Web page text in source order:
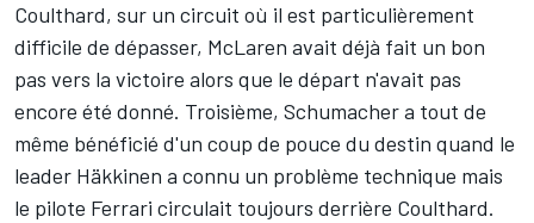
Coulthard, sur un circuit où il est particulièrement
difficile de dépasser, McLaren avait déjà fait un bon
pas vers la victoire alors que le départ n'avait pas
encore été donné. Troisième, Schumacher a tout de
même bénéficié d'un coup de pouce du destin quand le
leader Häkkinen a connu un problème technique mais
le pilote Ferrari circulait toujours derrière Coulthard.